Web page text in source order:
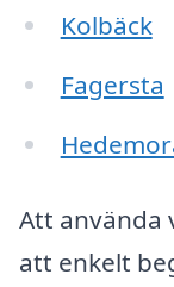
Kolbäck
Fagersta
Att använda
att enkelt